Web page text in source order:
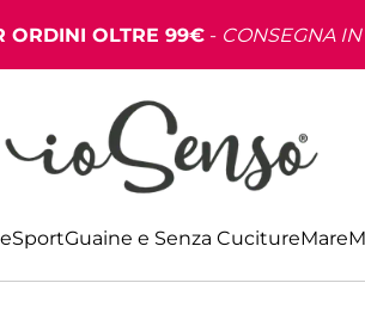
ORDINI OLTRE 99€- CONSEGNA
SportGuaine e Senza CucitureMare